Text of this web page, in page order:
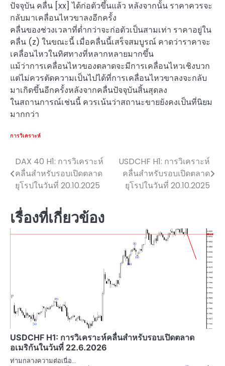
ปัจจุบัน คลื่น [xx] ได้ก่อตัวขึ้นแล้ว หลังจากนั้น ราคาควรจะ
กลับมาเคลื่อนไหวขาลงอีกครั้ง
คลื่นของช่วงเวลาที่ต่ำกว่าจะก่อตัวเป็นสามเท่า ราคาอยู่ใน
คลื่น (z) ในขณะนี้ เมื่อคลื่นนี้เสร็จสมบูรณ์ คาดว่าราคาจะ
เคลื่อนไหวในทิศทางที่หลากหลายมากขึ้น
แม้ว่าการเคลื่อนไหวของตลาดจะมีการเคลื่อนไหวเชิงบวก
แต่ไม่ควรตัดความเป็นไปได้ที่การเคลื่อนไหวขาลงจะกลับ
มาเกิดขึ้นอีกครั้งหลังจากคลื่นปัจจุบันสิ้นสุดลง
ในสถานการณ์เช่นนี้ ควรเน้นว่าสถานะขายยังคงเป็นที่นิยม
มากกว่า
การวิเคราะห์
แนะแนว
เรื่อง
DAX 40 H1: การวิเคราะห์
คลื่นสำหรับรอบเปิดตลาด
ยุโรปในวันที่ 20.10.2025
USDCHF H1: การวิเคราะห์
คลื่นสำหรับรอบเปิดตลาด
ยุโรปในวันที่ 20.10.2025
เรื่องที่เกี่ยวข้อง
USDCHF H1: การวิเคราะห์คลื่นสำหรับรอบเปิดตลาด
อเมริกันในวันที่ 22.6.2026
ท่ามกลางความต่อเนื่อ…